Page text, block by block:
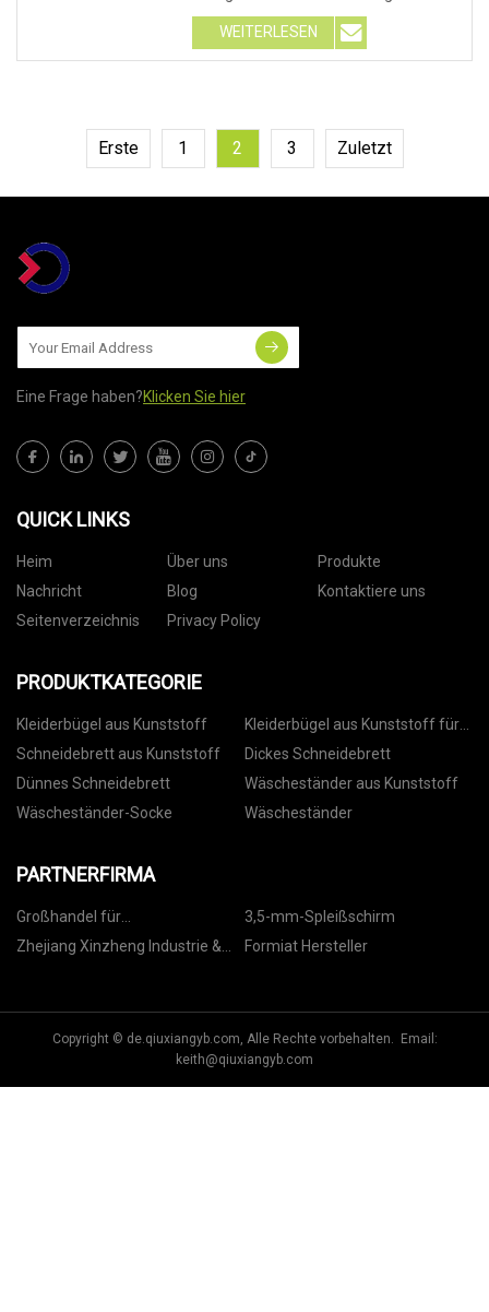
Plastikteller. F1: Stelle
WEITERLESEN
Erste 1 2 3 Zuletzt
Eine Frage haben?Klicken Sie hier
QUICK LINKS
Heim Über uns
Produkte
Nachricht
Blog
Kontaktiere uns
Seitenverzeichnis
Privacy Policy
PRODUKTKATEGORIE
Kleiderbügel aus Kunststoff
Kleiderbügel aus Kunststoff für
Hosen
Schneidebrett aus Kunststoff
Dickes Schneidebrett
Dünnes Schneidebrett
Wäscheständer aus Kunststoff
Wäscheständer-Socke
Wäscheständer
PARTNERFIRMA
Großhandel für
Glasschiebetürbeschläge aus
3,5-mm-Spleißschirm
Zhejiang Xinzheng Industrie &
Formiat Hersteller
Copyright © de.qiuxiangyb.com, Alle Rechte vorbehalten. Email:
keith@qiuxiangyb.com